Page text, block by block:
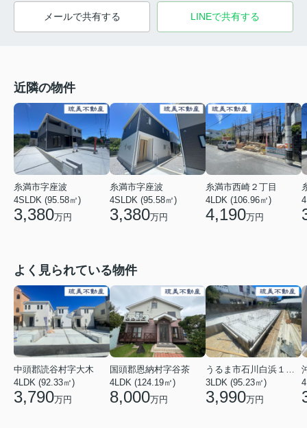
メールで共有する LINEで共有する
近隣の物件
糸満市字座波
4SLDK (95.58㎡)
3,380万円
糸満市字座波
4SLDK (95.58㎡)
3,380万円
糸満市西崎２丁目
4LDK (106.96㎡)
4,190万円
よく見られている物件
中頭郡読谷村字大木
4LDK (92.33㎡)
3,790万円
国頭郡恩納村字谷茶
4LDK (124.19㎡)
8,000万円
うるま市石川白浜１丁目
3LDK (95.23㎡)
3,990万円